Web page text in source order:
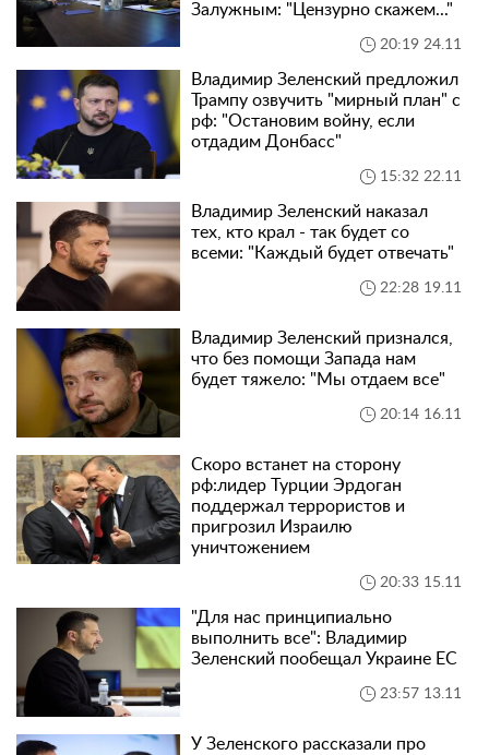
Залужным: "Цензурно скажем..."
20:19 24.11
Владимир Зеленский предложил
Трампу озвучить "мирный план" с
рф: "Остановим войну, если
отдадим Донбасс"
15:32 22.11
Владимир Зеленский наказал
тех, кто крал - так будет со
всеми: "Каждый будет отвечать"
22:28 19.11
Владимир Зеленский признался,
что без помощи Запада нам
будет тяжело: "Мы отдаем все"
20:14 16.11
Скоро встанет на сторону
рф:лидер Турции Эрдоган
поддержал террористов и
пригрозил Израилю
уничтожением
20:33 15.11
"Для нас принципиально
выполнить все": Владимир
Зеленский пообещал Украине ЕС
23:57 13.11
У Зеленского рассказали про